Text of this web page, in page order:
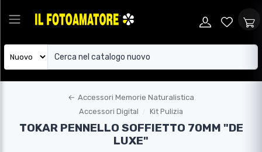
← Accessori Memorie Naturalistica
Accessori Digital
Kit Pulizia
TOKAR PENNELLO SOFFIETTO 70MM "DE
LUXE"